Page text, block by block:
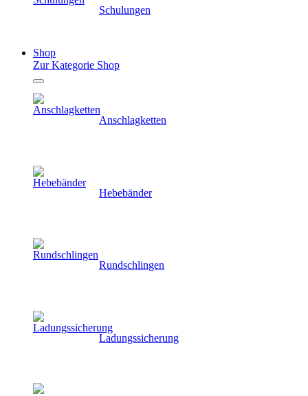
Schulungen
Shop
Zur Kategorie Shop
Anschlagketten
Hebebänder
Rundschlingen
Ladungssicherung